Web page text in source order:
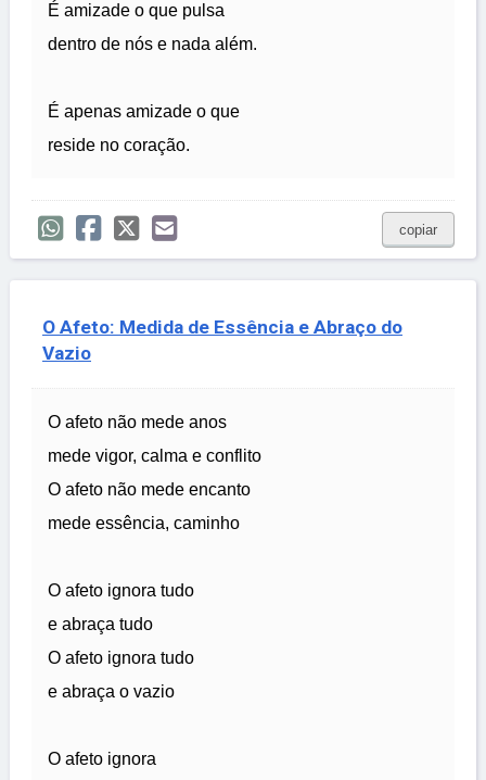
É amizade o que pulsa
dentro de nós e nada além.
É apenas amizade o que
reside no coração.
copiar
O Afeto: Medida de Essência e Abraço do
Vazio
O afeto não mede anos
mede vigor, calma e conflito
O afeto não mede encanto
mede essência, caminho
O afeto ignora tudo
e abraça tudo
O afeto ignora tudo
e abraça o vazio
O afeto ignora